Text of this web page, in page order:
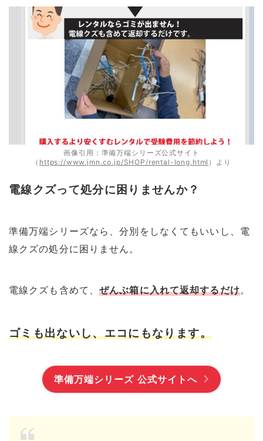
画像引用：準備万端シリーズ公式サイト
（ https://www.jmn.co.jp/SHOP/rental-long.html ）より
電線クズって処分に困りませんか？
準備万端シリーズなら、分別をしなくてもいいし、電
線クズの処分に困りません。
電線クズも含めて、ぜんぶ箱に入れて返却するだけ。
ゴミも出ないし、エコにもなります。
準備万端シリーズ 公式サイトへ